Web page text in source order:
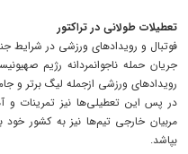
تعطیلات طولانی در تراکتور
فوتبال و رویدادهای ورزشی در شرایط
جریان حمله ناجوانمردانه رژیم
رویدادهای ورزشی ازجمله لیگ برتر و
در پس این تعطیلی‌ها نیز تمرینات و
مربیان خارجی تیم‌ها نیز به کشور خود
بپاشد.